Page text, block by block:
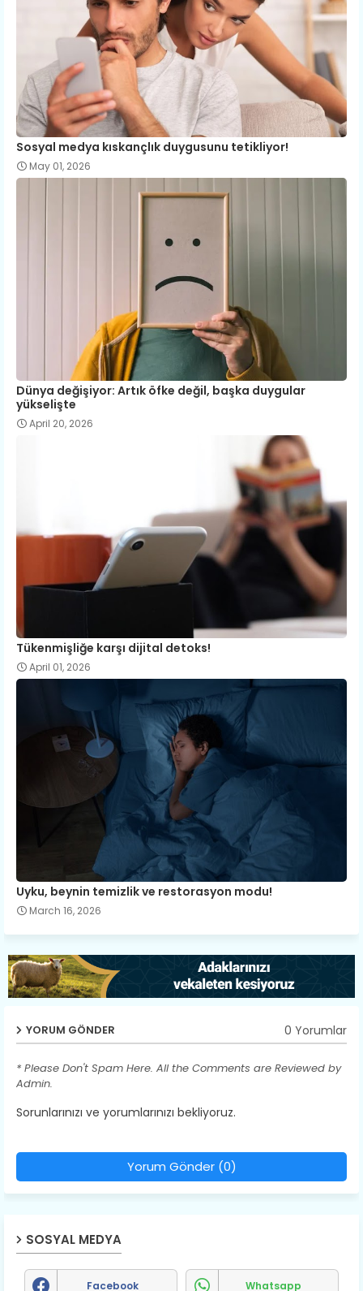
Sosyal medya kıskançlık duygusunu tetikliyor!
May 01, 2026
Dünya değişiyor: Artık öfke değil, başka duygular
yükselişte
April 20, 2026
Tükenmişliğe karşı dijital detoks!
April 01, 2026
Uyku, beynin temizlik ve restorasyon modu!
March 16, 2026
YORUM GÖNDER 0 Yorumlar
* Please Don't Spam Here. All the Comments are Reviewed by
Admin.
Sorunlarınızı ve yorumlarınızı bekliyoruz.
Yorum Gönder (0)
SOSYAL MEDYA
Facebook Whatsapp